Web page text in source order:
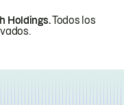
Holdings.Todos los